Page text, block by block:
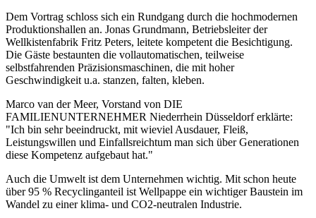
Dem Vortrag schloss sich ein Rundgang durch die hochmodernen
Produktionshallen an. Jonas Grundmann, Betriebsleiter der
Wellkistenfabrik Fritz Peters, leitete kompetent die Besichtigung.
Die Gäste bestaunten die vollautomatischen, teilweise
selbstfahrenden Präzisionsmaschinen, die mit hoher
Geschwindigkeit u.a. stanzen, falten, kleben.
Marco van der Meer, Vorstand von DIE
FAMILIENUNTERNEHMER Niederrhein Düsseldorf erklärte:
"Ich bin sehr beeindruckt, mit wieviel Ausdauer, Fleiß,
Leistungswillen und Einfallsreichtum man sich über Generationen
diese Kompetenz aufgebaut hat."
Auch die Umwelt ist dem Unternehmen wichtig. Mit schon heute
über 95 % Recyclinganteil ist Wellpappe ein wichtiger Baustein im
Wandel zu einer klima- und CO2-neutralen Industrie.